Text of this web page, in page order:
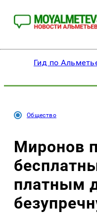
Гид по
Общество
Миронов
платным